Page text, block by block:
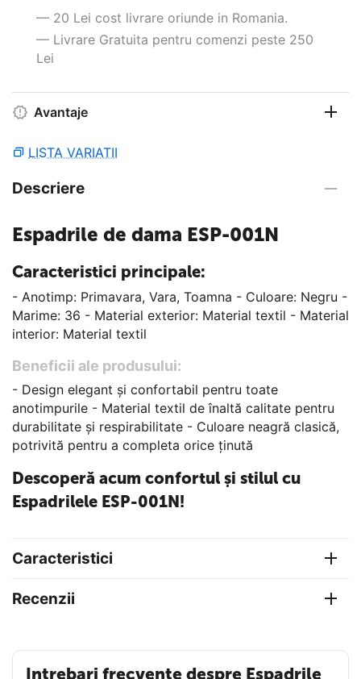
— 20 Lei cost livrare oriunde in Romania.
— Livrare Gratuita pentru comenzi peste 250
Lei
Avantaje
LISTA VARIATII
Descriere
Espadrile de dama ESP-001N
Caracteristici principale:
- Anotimp: Primavara, Vara, Toamna - Culoare: Negru -
Marime: 36 - Material exterior: Material textil - Material
interior: Material textil
Beneficii ale produsului:
- Design elegant și confortabil pentru toate
anotimpurile - Material textil de înaltă calitate pentru
durabilitate și respirabilitate - Culoare neagră clasică,
potrivită pentru a completa orice ținută
Descoperă acum confortul și stilul cu
Espadrilele ESP-001N!
Caracteristici
Recenzii
Intrebari frecvente despre Espadrile